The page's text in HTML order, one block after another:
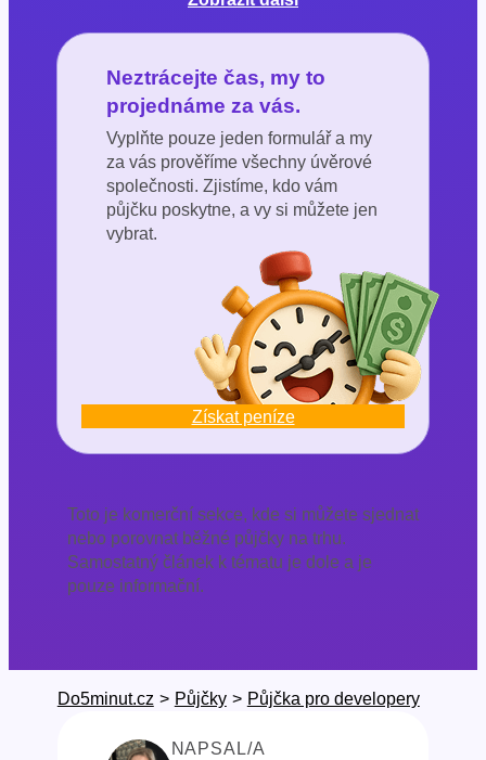
Neztrácejte čas, my to
projednáme za vás.
Vyplňte pouze jeden formulář a my
za vás prověříme všechny úvěrové
společnosti. Zjistíme, kdo vám
půjčku poskytne, a vy si můžete jen
vybrat.
Získat peníze
Toto je komerční sekce, kde si můžete sjednat
nebo porovnat běžné půjčky na trhu.
Samostatný článek k tématu je dole a je
pouze informační.
Do5minut.cz > Půjčky > Půjčka pro developery
NAPSAL/A